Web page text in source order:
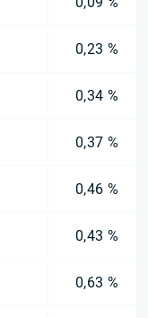
0,23 %
0,34 %
0,37 %
0,46 %
0,43 %
0,63 %